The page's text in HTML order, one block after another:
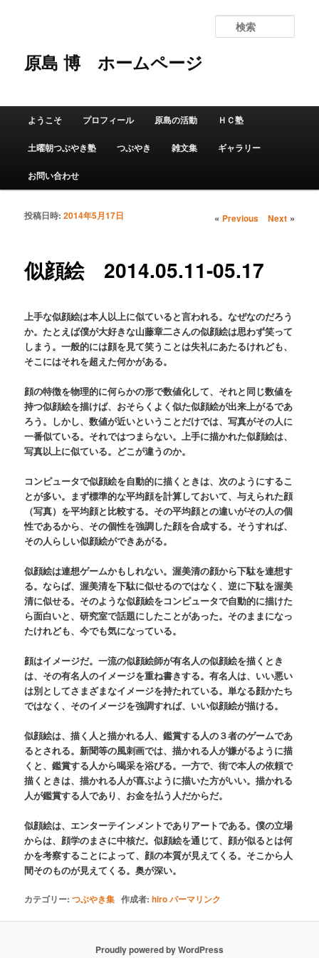
原島 博ホームページ
索
メインメニュー
メインコンテンツへ移動
サブコンテンツへ移動
ようこそ プロフィール 原島の活動 ＨＣ塾
土曜朝つぶやき塾 つぶやき 雑文集 ギャラリー
お問い合わせ
投稿ナビゲーショ
« Previous Next»
似顔絵 2014.05.11-05.17
投稿日時:2014年5月17日
上手な似顔絵は本人以上に似ていると言われる。なぜなのだろう
か。たとえば僕が大好きな山藤章二さんの似顔絵は思わず笑って
しまう。一般的には顔を見て笑うことは失礼にあたるけれども、
そこにはそれを超えた何かがある。
顔の特徴を物理的に何らかの形で数値化して、それと同じ数値を
持つ似顔絵を描けば、おそらくよく似た似顔絵が出来上がるであ
ろう。しかし、数値が近いということだけでは、写真がその人に
一番似ている。それではつまらない。上手に描かれた似顔絵は、
写真以上に似ている。どこが違うのか。
コンピュータで似顔絵を自動的に描くときは、次のようにするこ
とが多い。まず標準的な平均顔を計算しておいて、与えられた顔
（写真）を平均顔と比較する。その平均顔との違いがその人の個
性であるから、その個性を強調した顔を合成する。そうすれば、
その人らしい似顔絵ができあがる。
似顔絵は連想ゲームかもしれない。渥美清の顔から下駄を連想す
る。ならば、渥美清を下駄に似せるのではなく、逆に下駄を渥美
清に似せる。そのような似顔絵をコンピュータで自動的に描けた
ら面白いと、研究室で話題にしたことがあった。そのままになっ
たけれども、今でも気になっている。
顔はイメージだ。一流の似顔絵師が有名人の似顔絵を描くとき
は、その有名人のイメージを重ね書きする。有名人は、いい悪い
は別としてさまざまなイメージを持たれている。単なる顔かたち
ではなく、そのイメージを強調すれば、いい似顔絵が描ける。
似顔絵は、描く人と描かれる人、鑑賞する人の３者のゲームであ
るとされる。新聞等の風刺画では、描かれる人が嫌がるように描
くと、鑑賞する人から喝采を浴びる。一方で、街で本人の依頼で
描くときは、描かれる人が喜ぶように描いた方がいい。描かれる
人が鑑賞する人であり、お金を払う人だからだ。
似顔絵は、エンターテインメントでありアートである。僕の立場
からは、顔学のまさに中核だ。似顔絵を通じて、顔が似るとは何
かを考察することによって、顔の本質が見えてくる。そこから人
間そのものが見えてくる。奥が深い。
カテゴリー:つぶやき集 作成者:hiroパーマリンク
Proudly powered by WordPress